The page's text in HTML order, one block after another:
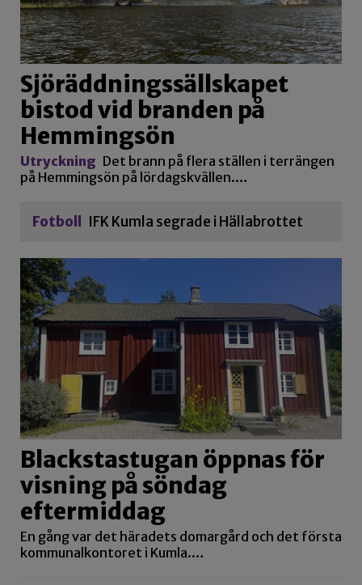
Sjöräddningssällskapet
bistod vid branden på
Hemmingsön
Utryckning Det brann på flera ställen i terrängen
på Hemmingsön på lördagskvällen.…
Fotboll IFK Kumla segrade i Hällabrottet
Blackstastugan öppnas för
visning på söndag
eftermiddag
En gång var det häradets domargård och det första
kommunalkontoret i Kumla.…